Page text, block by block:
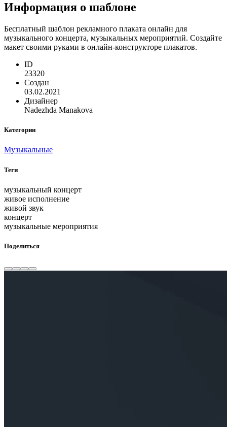
Информация о шаблоне
Бесплатный шаблон рекламного плаката онлайн для
музыкального концерта, музыкальных мероприятий. Создайте
макет своими руками в онлайн-конструкторе плакатов.
ID
23320
Создан
03.02.2021
Дизайнер
Nadezhda Manakova
Категории
Музыкальные
Теги
музыкальный концерт
живое исполнение
живой звук
концерт
музыкальные мероприятия
Поделиться